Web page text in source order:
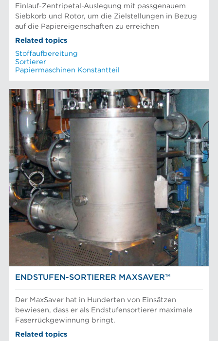
Einlauf-Zentripetal-Auslegung mit passgenauem
Siebkorb und Rotor, um die Zielstellungen in Bezug
auf die Papiereigenschaften zu erreichen
Related topics
Stoffaufbereitung
Sortierer
Papiermaschinen Konstantteil
ENDSTUFEN-SORTIERER MAXSAVER™
Der MaxSaver hat in Hunderten von Einsätzen
bewiesen, dass er als Endstufensortierer maximale
Faserrückgewinnung bringt.
Related topics